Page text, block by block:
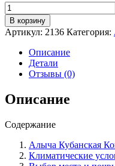
Количество
товара
Алыча
сорт
Кубанская
Комета:
особенности
выращивания
насыщенно-
розового
дерева.
В корзину
Артикул: 2136 Категория:
Описание
Детали
Отзывы (0)
Описание
Содержание
Алыча Кубанская
Климатические